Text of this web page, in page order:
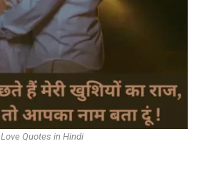
Love Quotes in Hindi